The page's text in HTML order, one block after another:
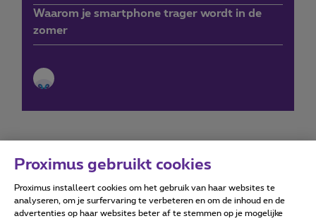
Waarom je smartphone trager wordt in de
zomer
Forumvoorwaarden Accessibility statement
Proximus gebruikt cookies
Proximus installeert cookies om het gebruik van haar websites te
analyseren, om je surfervaring te verbeteren en om de inhoud en de
advertenties op haar websites beter af te stemmen op je mogelijke